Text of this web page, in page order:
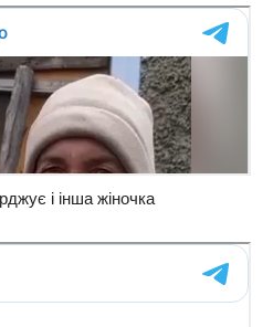
і інша жіночка